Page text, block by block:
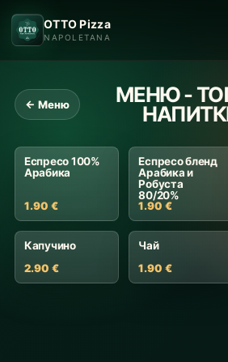
OTTO Pizza
NAPOLETANA
← Меню МЕНЮ -
Еспресо 100%
Арабика
1.90 €
Еспресо бленд
Арабика и
Робуста
80/20%
1.90 €
Капучино
2.90 €
Чай
1.90 €